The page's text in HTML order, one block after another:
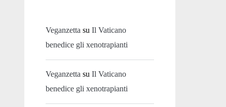
Veganzetta suIl Vaticano
benedice gli xenotrapianti
Veganzetta suIl Vaticano
benedice gli xenotrapianti